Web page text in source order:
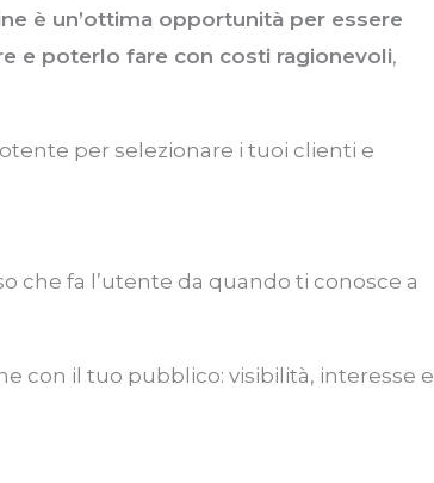
è un’ottima opportunità per essere
e poterlo fare con costi ragionevoli,
per selezionare i tuoi clienti e
che fa l’utente da quando ti conosce a
con il tuo pubblico: visibilità, interesse e